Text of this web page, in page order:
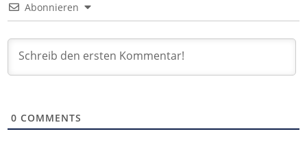
Abonnieren
0 COMMENTS